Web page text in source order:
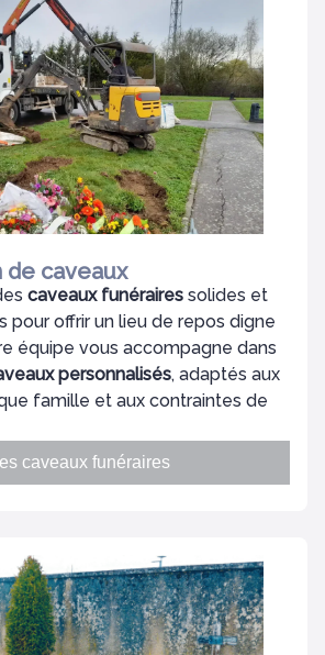
de caveaux
caveaux funéraires solides et
pour offrir un lieu de repos digne
équipe vous accompagne dans
personnalisés, adaptés aux
famille et aux contraintes de
caveaux funéraires